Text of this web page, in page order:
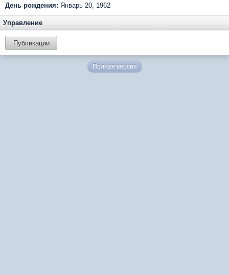
День рождения: Январь 20, 1962
Управление
Публикации
Полная версия